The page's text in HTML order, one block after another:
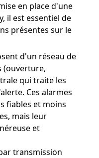
en place d'une
il est essentiel de
présentes sur le
d'un réseau de
(ouverture,
qui traite les
Ces alarmes
fiables et moins
mais leur
et
transmission